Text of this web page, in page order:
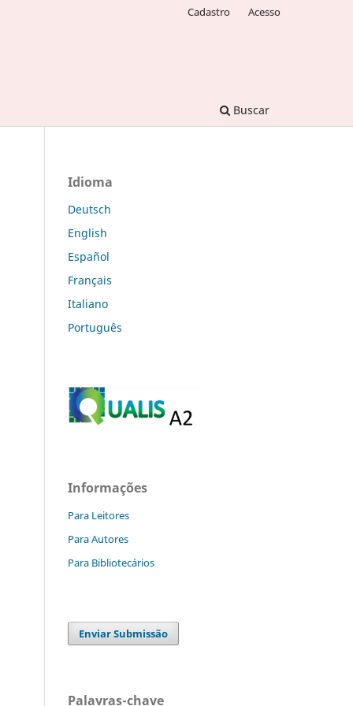
Buscar
Cadastro Acesso
Idioma
Deutsch
English
Español
Français
Italiano
Português
Informações
Para Leitores
Para Autores
Para Bibliotecários
Enviar Submissão
Palavras-chave